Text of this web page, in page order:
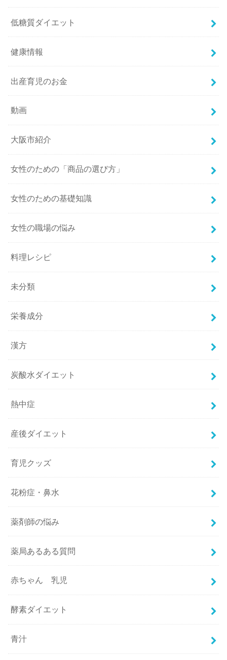
低糖質ダイエット
健康情報
出産育児のお金
動画
大阪市紹介
女性のための「商品の選び方」
女性のための基礎知識
女性の職場の悩み
料理レシピ
未分類
栄養成分
漢方
炭酸水ダイエット
熱中症
産後ダイエット
育児クッズ
花粉症・鼻水
薬剤師の悩み
薬局あるある質問
赤ちゃん 乳児
酵素ダイエット
青汁